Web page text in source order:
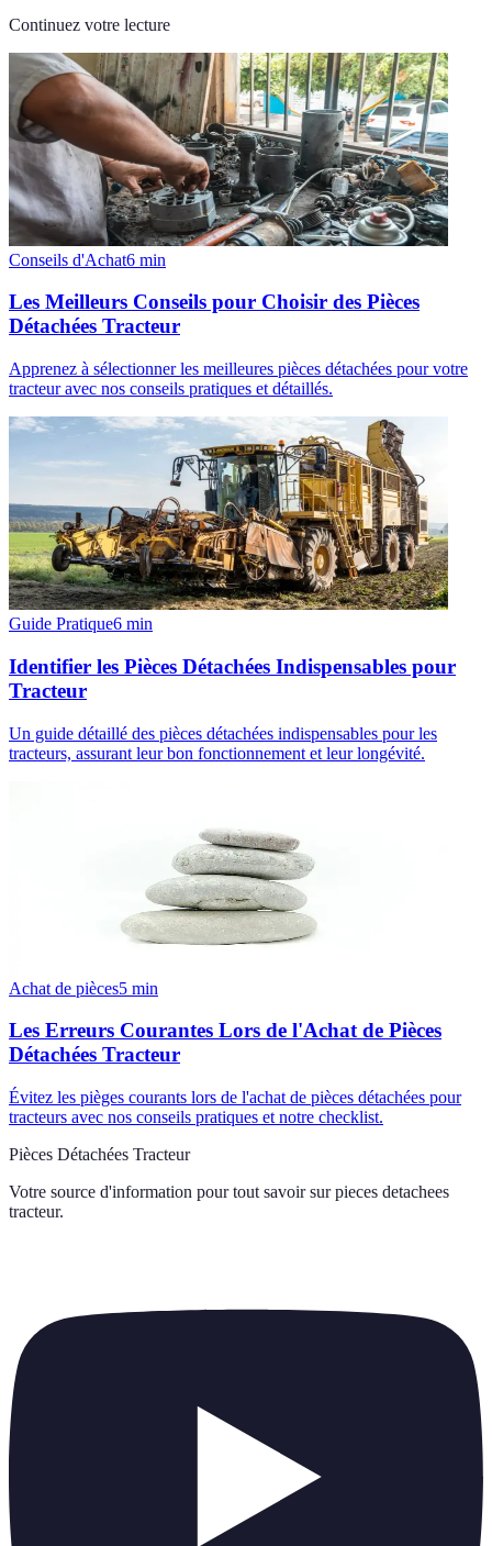
Continuez votre lecture
Conseils d'Achat6 min
Les Meilleurs Conseils pour Choisir des Pièces
Détachées Tracteur
Apprenez à sélectionner les meilleures pièces détachées pour votre
tracteur avec nos conseils pratiques et détaillés.
Guide Pratique6 min
Identifier les Pièces Détachées Indispensables pour
Tracteur
Un guide détaillé des pièces détachées indispensables pour les
tracteurs, assurant leur bon fonctionnement et leur longévité.
Achat de pièces5 min
Les Erreurs Courantes Lors de l'Achat de Pièces
Détachées Tracteur
Évitez les pièges courants lors de l'achat de pièces détachées pour
tracteurs avec nos conseils pratiques et notre checklist.
Pièces Détachées Tracteur
Votre source d'information pour tout savoir sur pieces detachees
tracteur.